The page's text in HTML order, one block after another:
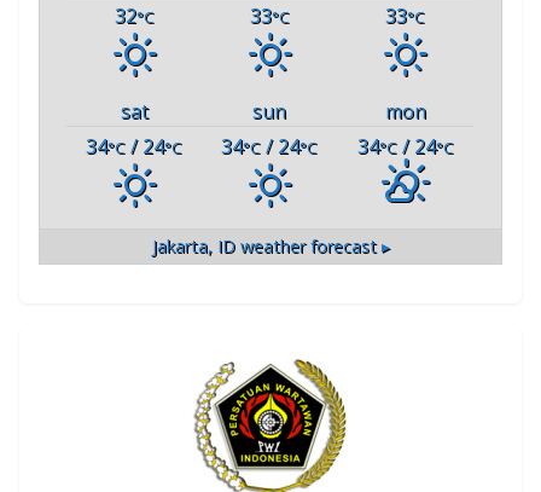
32°C 33°C 33°C
sat sun
mon
34°C / 24°C 34°C / 24°C 34°C/ 24°C
Jakarta, IDweather forecast ▸